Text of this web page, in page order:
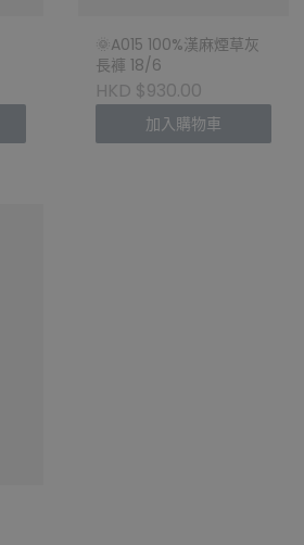
🌞A015 100%漢麻煙草灰
長褲 18/6
HKD $930.00
加入購物車